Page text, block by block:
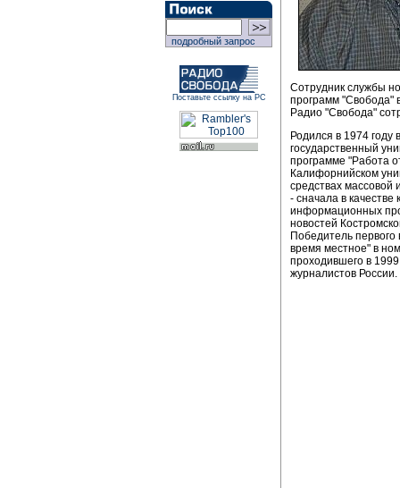
подробный запрос
Поставьте ссылку на РС
Сотрудник службы
программ "Свобода"
Радио "Свобода"
Родился в 1974 году
государственный
программе "Работа
Калифорнийском
средствах массовой
- сначала в
информационных
новостей
Победитель первого
время местное" в
проходившего в
журналистов России.